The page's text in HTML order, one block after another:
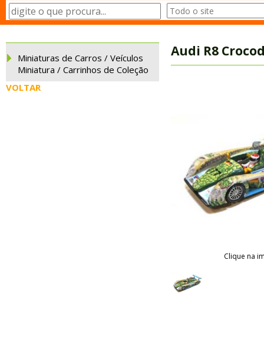
Miniaturas de Carros / Veículos
Miniatura / Carrinhos de Coleção
VOLTAR
Audi R8
Clique na